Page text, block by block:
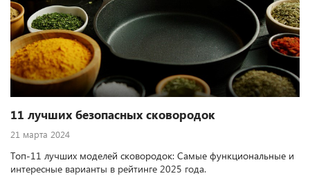
11 лучших безопасных сковородок
21 марта 2024
Топ-11 лучших моделей сковородок: Самые функциональные и
интересные варианты в рейтинге 2025 года.